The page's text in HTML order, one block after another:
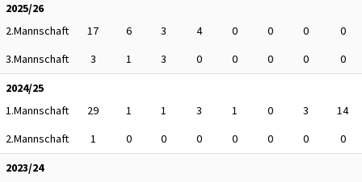
2025/26
2.Mannschaft
17 6 3 4 0 0 0
0
3.Mannschaft
3 1 3 0 0 0 0
0
2024/25
1.Mannschaft
29 1 1 3 1 0 3
14
2.Mannschaft
1 0 0 0 0 0 0
0
2023/24